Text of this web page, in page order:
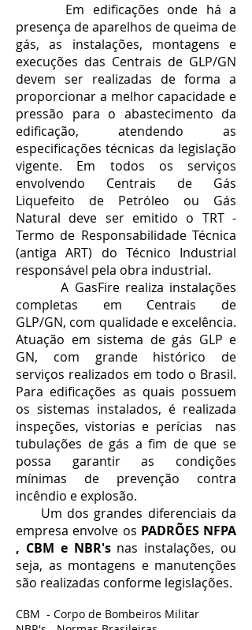
Em edificações onde há a
presença de aparelhos de queima de
gás, as instalações, montagens e
execuções das Centrais de GLP/GN
devem ser realizadas de forma a
proporcionar a melhor capacidade e
pressão para o abastecimento da
edificação, atendendo as
especificações técnicas da legislação
vigente. Em todos os serviços
envolvendo Centrais de Gás
Liquefeito de Petróleo ou Gás
Natural deve ser emitido o TRT -
Termo de Responsabilidade Técnica
(antiga ART) do Técnico Industrial
responsável pela obra industrial.
A GasFire realiza instalações
completas em Centrais de
GLP/GN, com qualidade e excelência.
Atuação em sistema de gás GLP e
GN, com grande histórico de
serviços realizados em todo o Brasil.
Para edificações as quais possuem
os sistemas instalados, é realizada
inspeções, vistorias e perícias nas
tubulações de gás a fim de que se
possa garantir as condições
mínimas de prevenção contra
incêndio e explosão.
Um dos grandes diferenciais da
empresa envolve os PADRÕES NFPA
, CBM e NBR'snas instalações, ou
seja, as montagens e manutenções
são realizadas conforme legislações.
CBM - Corpo de Bombeiros Militar